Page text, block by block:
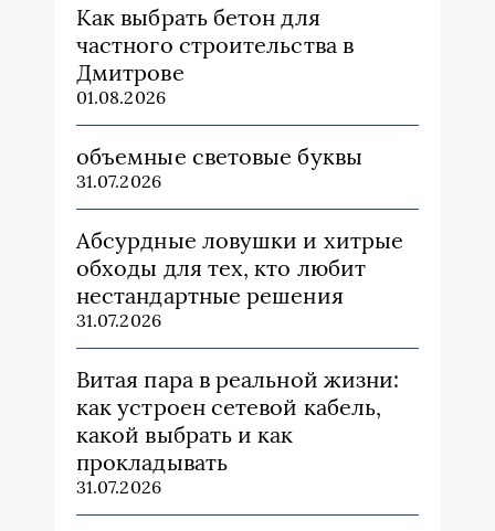
Как выбрать бетон для
частного строительства в
Дмитрове
01.08.2026
объемные световые буквы
31.07.2026
Абсурдные ловушки и хитрые
обходы для тех, кто любит
нестандартные решения
31.07.2026
Витая пара в реальной жизни:
как устроен сетевой кабель,
какой выбрать и как
прокладывать
31.07.2026